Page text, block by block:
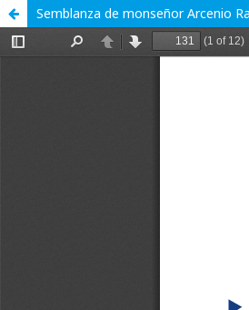
Semblanza de monseñor Arcenio